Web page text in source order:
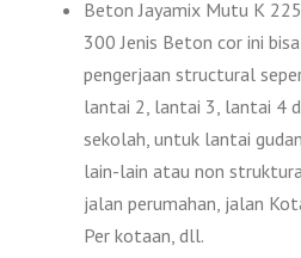
Beton Jayamix Mutu K
300 Jenis Beton cor ini
pengerjaan structural
lantai 2, lantai 3, lantai 4
sekolah, untuk lantai
lain-lain atau non
jalan perumahan, jalan
Per kotaan, dll.